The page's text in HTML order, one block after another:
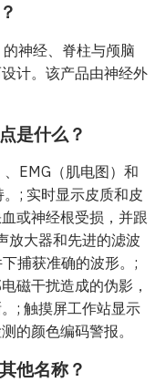
神经、脊柱与颅脑
计。该产品由神经外
是什么？
EMG（肌电图）和
; 实时显示皮质和皮
或神经根受损，并跟
放大器和先进的滤波
捕获准确的波形。;
磁干扰造成的伪影，
; 触摸屏工作站显示
的颜色编码警报。
他名称？